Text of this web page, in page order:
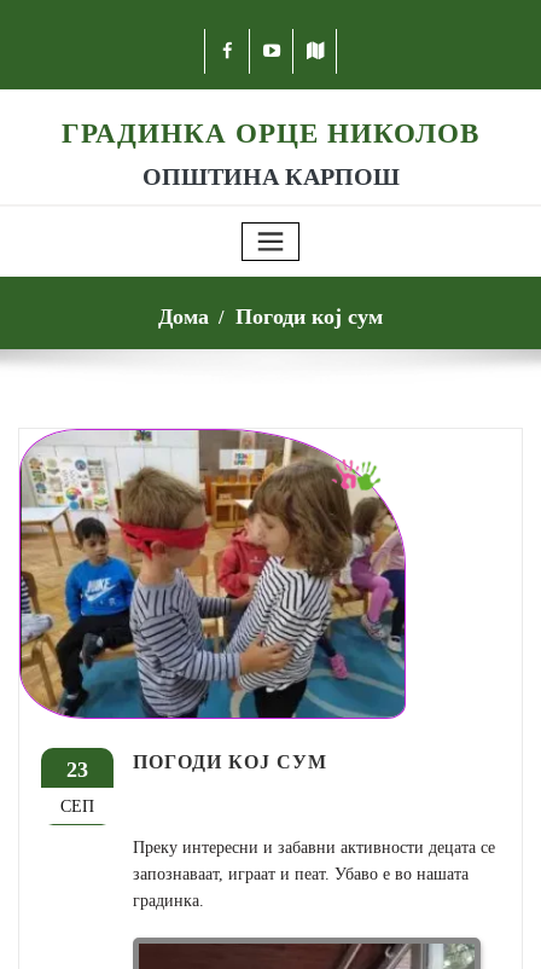
ГРАДИНКА ОРЦЕ НИКОЛОВ
ОПШТИНА КАРПОШ
Дома Погоди кој сум
23
СЕП
ПОГОДИ КОЈ СУМ
Преку интересни и забавни активности децата се
запознаваат, играат и пеат. Убаво е во нашата
градинка.